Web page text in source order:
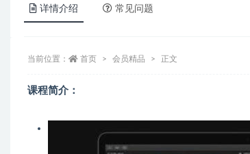
详情介绍 常见问题
当前位置： 首页 会员精品 正文
课程简介：